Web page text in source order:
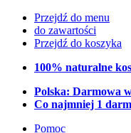
Przejdź do menu
do zawartości
Przejdź do koszyka
100% naturalne
Polska: Darmowa
Co najmniej 1
Pomoc